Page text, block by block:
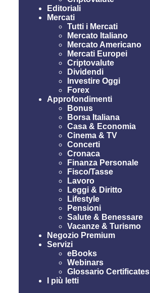
Editoriali
Mercati
Tutti i Mercati
Mercato Italiano
Mercato Americano
Mercati Europei
Criptovalute
Dividendi
Investire Oggi
Forex
Approfondimenti
Bonus
Borsa Italiana
Casa & Economia
Cinema & TV
Concerti
Cronaca
Finanza Personale
Fisco/Tasse
Lavoro
Leggi & Diritto
Lifestyle
Pensioni
Salute & Benessare
Vacanze & Turismo
Negozio Premium
Servizi
eBooks
Webinars
Glossario Certificates
I più letti